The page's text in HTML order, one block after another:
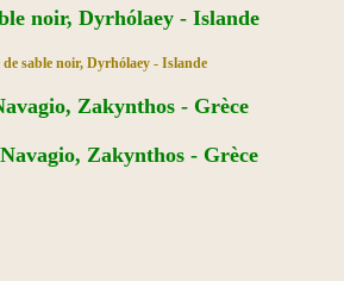
noir, Dyrhólaey - Islande
Zakynthos - Grèce